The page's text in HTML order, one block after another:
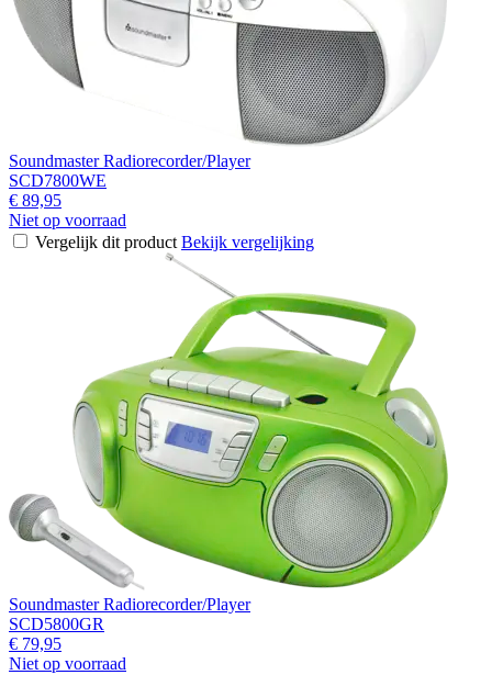
Soundmaster Radiorecorder/Player
SCD7800WE
€ 89,95
Niet op voorraad
Vergelijk dit product Bekijk vergelijking
Soundmaster Radiorecorder/Player
SCD5800GR
€ 79,95
Niet op voorraad